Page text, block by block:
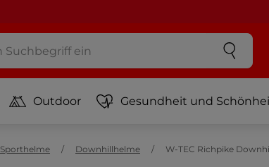
Outdoor Gesundheit und
Sporthelme Downhillhelme W-TEC Richpike